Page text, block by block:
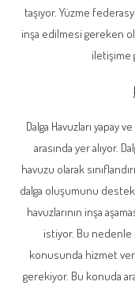
taşıyor. Yüzme
inşa edilmesi gereken
iletişime
Dalga Havuzları yapay
arasında yer alıyor.
havuzu olarak
dalga oluşumunu
havuzlarının inşa
istiyor. Bu nedenle
konusunda hizmet
gerekiyor. Bu konuda